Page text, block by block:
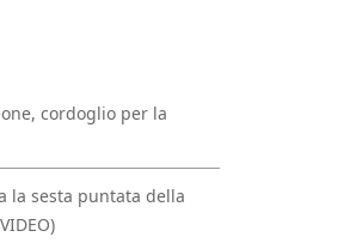
cordoglio per la
la sesta puntata della